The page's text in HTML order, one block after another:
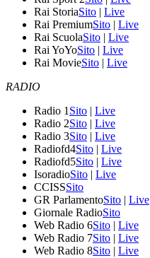
Rai StoriaSito | Live
Rai PremiumSito | Live
Rai ScuolaSito | Live
Rai YoYoSito | Live
Rai MovieSito | Live
RADIO
Radio 1 Sito | Live
Radio 2Sito | Live
Radio 3Sito | Live
Radiofd4Sito | Live
Radiofd5Sito | Live
IsoradioSito | Live
CCISSSito
GR ParlamentoSito | Live
Giornale RadioSito
Web Radio 6Sito | Live
Web Radio 7Sito | Live
Web Radio 8Sito | Live